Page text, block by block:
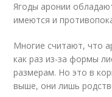
Ягоды аронии
имеются и
Многие считают, что
как раз из-за формы
размерам. Но это в
выше, они лишь